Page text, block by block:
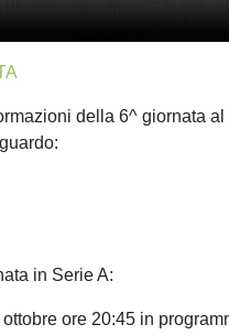
della 6^ giornata al
in Serie A:
ore 20:45 in